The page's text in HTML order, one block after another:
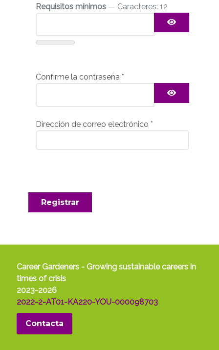
Requisitos mínimos — Caracteres: 12
Confirme la contraseña *
Dirección de correo electrónico *
Registrar
Career Gardeners - Growing sustainable careers in
times of crisis
2023-2026
2022-2-AT01-KA220-YOU-000098703
Contacta